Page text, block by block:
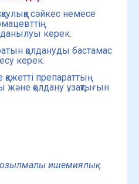
сәйкес немесе
керек.
қолдануды бастамас
керек.
препараттың
қолдану ұзақтығын
ишемиялық